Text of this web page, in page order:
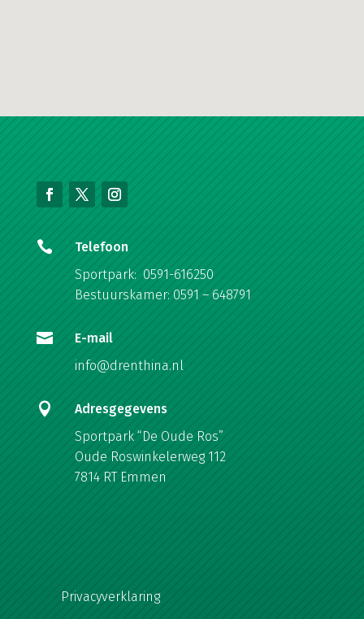

Telefoon
Sportpark: 0591-616250
Bestuurskamer: 0591 – 648791

E-mail
info@drenthina.nl

Adresgegevens
Sportpark “De Oude Ros”
Oude Roswinkelerweg 112
7814 RT Emmen
Privacyverklaring